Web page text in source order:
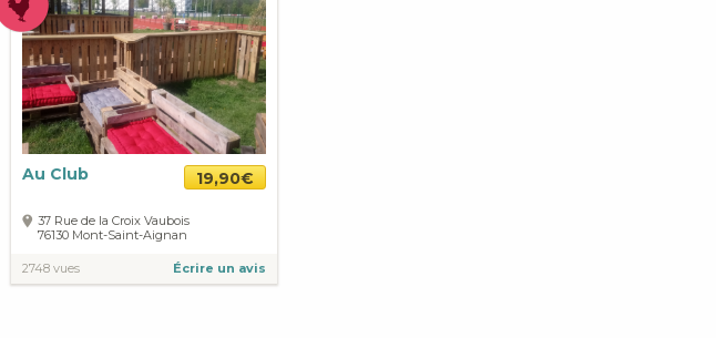
Au Club 19,90€
37 Rue de la Croix Vaubois
76130 Mont-Saint-Aignan
2748 vues Écrire un avis